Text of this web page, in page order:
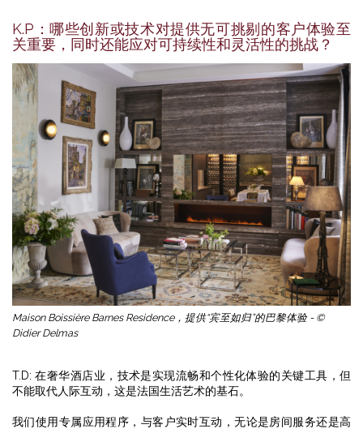
K.P：哪些创新或技术对提供无可挑剔的客户体验至
关重要，同时还能应对可持续性和灵活性的挑战？
Maison Boissière Barnes Residence，提供“宾至如归”的巴黎体验 - ©
Didier Delmas
T.D: 在奢华酒店业，技术是实现流畅和个性化体验的关键工具，但
不能取代人际互动，这是法国生活艺术的基石。
我们使用专属应用程序，与客户实时互动，无论是房间服务还是高